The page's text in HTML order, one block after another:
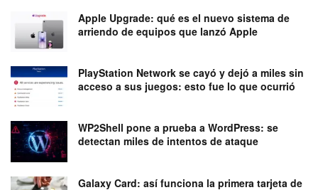
Apple Upgrade: qué es el nuevo sistema de
arriendo de equipos que lanzó Apple
PlayStation Network se cayó y dejó a miles sin
acceso a sus juegos: esto fue lo que ocurrió
WP2Shell pone a prueba a WordPress: se
detectan miles de intentos de ataque
Galaxy Card: así funciona la primera tarjeta de